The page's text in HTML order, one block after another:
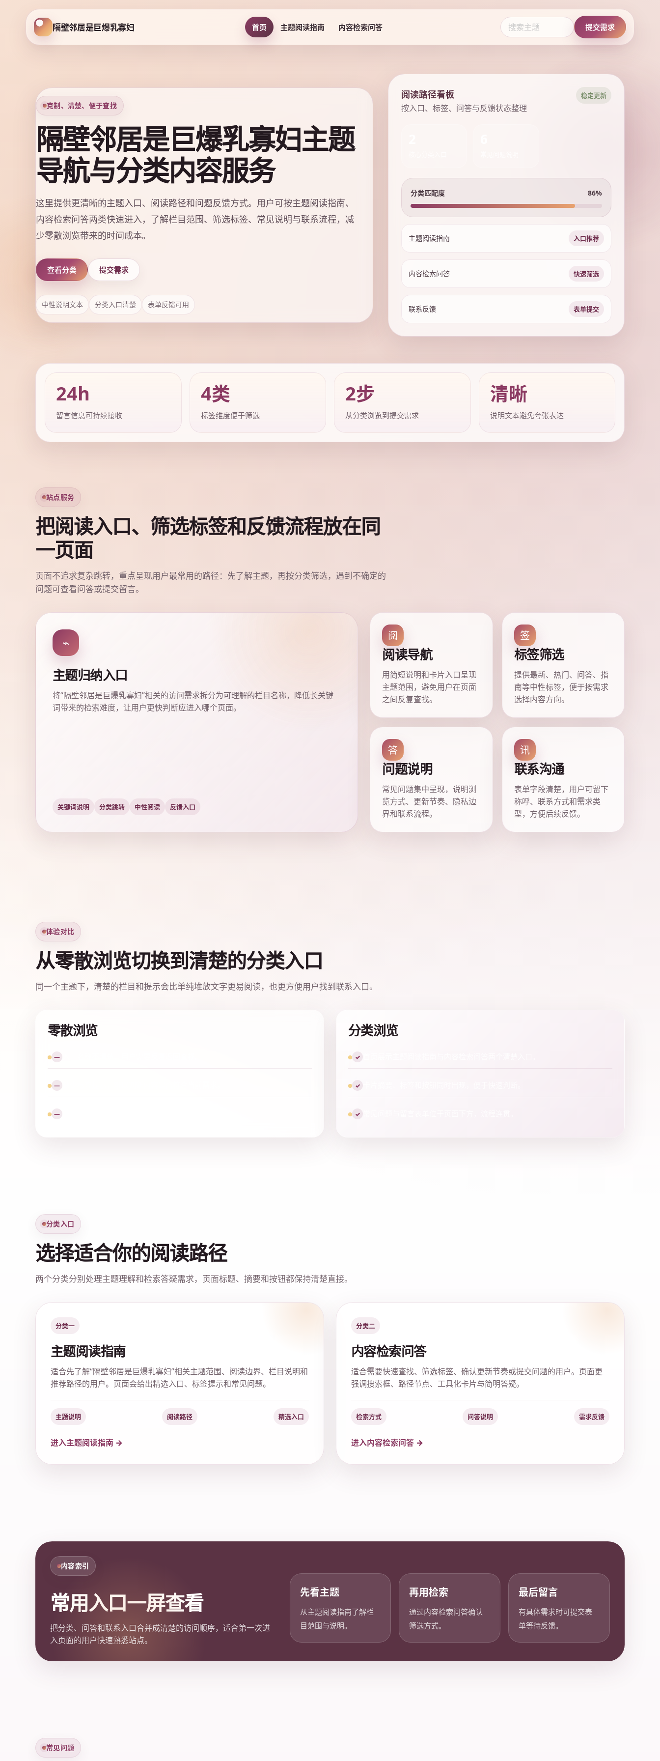
隔壁邻居是巨爆乳寡妇 首页 主题阅读指南 内容检索问答 提交需求
克制、清楚、便于查找
隔壁邻居是巨爆乳寡妇主题
导航与分类内容服务
这里提供更清晰的主题入口、阅读路径和问题反馈方式。用户可按主题阅读指南、
内容检索问答两类快速进入，了解栏目范围、筛选标签、常见说明与联系流程，减
少零散浏览带来的时间成本。
查看分类 提交需求
中性说明文本 分类入口清楚 表单反馈可用
阅读路径看板
按入口、标签、问答与反馈状态整理
稳定更新
分类匹配度 86%
主题阅读指南 入口推荐
内容检索问答 快速筛选
联系反馈 表单提交
24h
留言信息可持续接收
4类
标签维度便于筛选
2步
从分类浏览到提交需求
清晰
说明文本避免夸张表达
站点服务
把阅读入口、筛选标签和反馈流程放在同
一页面
页面不追求复杂跳转，重点呈现用户最常用的路径：先了解主题，再按分类筛选，遇到不确定的
问题可查看问答或提交留言。
⌁
主题归纳入口
将“隔壁邻居是巨爆乳寡妇”相关的访问需求拆分为可理解的栏目名称，降低长关键
词带来的检索难度，让用户更快判断应进入哪个页面。
关键词说明 分类跳转 中性阅读 反馈入口
阅
阅读导航
用简短说明和卡片入口呈现
主题范围，避免用户在页面
之间反复查找。
签
标签筛选
提供最新、热门、问答、指
南等中性标签，便于按需求
选择内容方向。
答
问题说明
常见问题集中呈现，说明浏
览方式、更新节奏、隐私边
界和联系流程。
讯
联系沟通
表单字段清楚，用户可留下
称呼、联系方式和需求类
型，方便后续反馈。
体验对比
从零散浏览切换到清楚的分类入口
同一个主题下，清楚的栏目和提示会比单纯堆放文字更易阅读，也更方便用户找到联系入口。
零散浏览
—
—
—
分类浏览
✓
✓
✓
分类入口
选择适合你的阅读路径
两个分类分别处理主题理解和检索答疑需求，页面标题、摘要和按钮都保持清楚直接。
分类一
主题阅读指南
适合先了解“隔壁邻居是巨爆乳寡妇”相关主题范围、阅读边界、栏目说明和
推荐路径的用户。页面会给出精选入口、标签提示和常见问题。
主题说明 阅读路径 精选入口
进入主题阅读指南 →
分类二
内容检索问答
适合需要快速查找、筛选标签、确认更新节奏或提交问题的用户。页面更
强调搜索框、路径节点、工具化卡片与简明答疑。
检索方式 问答说明 需求反馈
进入内容检索问答 →
内容索引
常用入口一屏查看
把分类、问答和联系入口合并成清楚的访问顺序，适合第一次进
入页面的用户快速熟悉站点。
先看主题
从主题阅读指南了解栏
目范围与说明。
再用检索
通过内容检索问答确认
筛选方式。
最后留言
有具体需求时可提交表
单等待反馈。
常见问题